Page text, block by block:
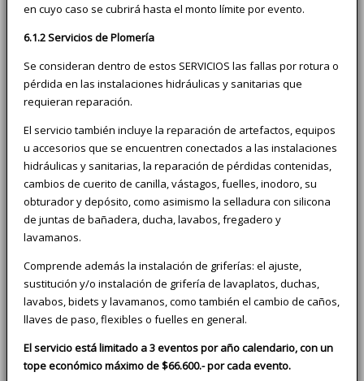
en cuyo caso se cubrirá hasta el monto límite por evento.
6.1.2 Servicios de Plomería
Se consideran dentro de estos SERVICIOS las fallas por rotura o
pérdida en las instalaciones hidráulicas y sanitarias que
requieran reparación.
El servicio también incluye la reparación de artefactos, equipos
u accesorios que se encuentren conectados a las instalaciones
hidráulicas y sanitarias, la reparación de pérdidas contenidas,
cambios de cuerito de canilla, vástagos, fuelles, inodoro, su
obturador y depósito, como asimismo la selladura con silicona
de juntas de bañadera, ducha, lavabos, fregadero y
lavamanos.
Comprende además la instalación de griferías: el ajuste,
sustitución y/o instalación de grifería de lavaplatos, duchas,
lavabos, bidets y lavamanos, como también el cambio de caños,
llaves de paso, flexibles o fuelles en general.
El servicio está limitado a 3 eventos por año calendario, con un
tope económico máximo de $66.600.- por cada evento.